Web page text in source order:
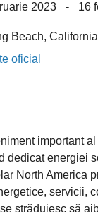
2023 - 16
Beach, California
oficial
important
dedicat energiei
North America
servicii,
străduiesc să